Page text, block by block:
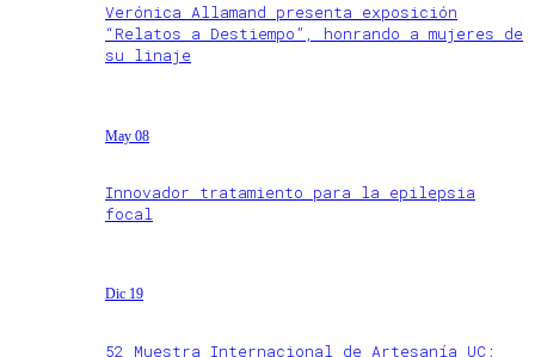
Verónica Allamand presenta exposición
“Relatos a Destiempo”, honrando a mujeres de
su linaje
May 08
Innovador tratamiento para la epilepsia
focal
Dic 19
52 Muestra Internacional de Artesanía UC: